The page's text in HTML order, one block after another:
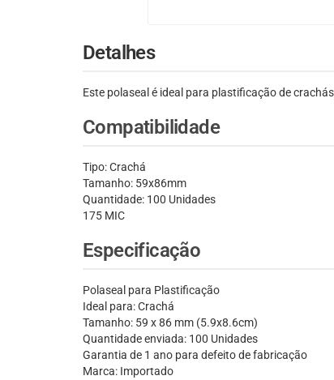
Detalhes
Este polaseal é ideal para plastificação de
Compatibilidade
Tipo: Crachá
Tamanho: 59x86mm
Quantidade: 100 Unidades
175 MIC
Especificação
Polaseal para Plastificação
Ideal para: Crachá
Tamanho: 59 x 86 mm (5.9x8.6cm)
Quantidade enviada: 100 Unidades
Garantia de 1 ano para defeito de fabricação
Marca: Importado